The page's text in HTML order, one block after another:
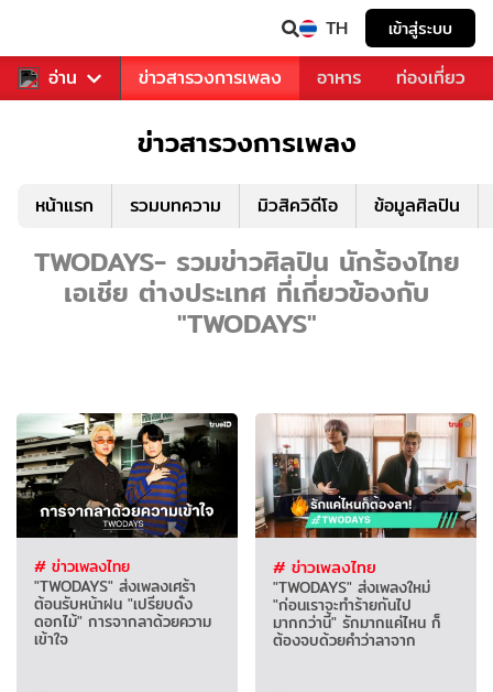
TH เข้าสู่ระบบ
อ่าน
ข่าวบันเทิง ข่าวสารวงการเพลง อาหาร ท่องเที่ยว
ข่าวสารวงการเพลง
หน้าแรก รวมบทความ มิวสิควิดีโอ ข้อมูลศิลปิน
TWODAYS- รวมข่าวศิลปิน นักร้องไทย
เอเชีย ต่างประเทศ ที่เกี่ยวข้องกับ
"TWODAYS"
# ข่าวเพลงไทย
"TWODAYS" ส่งเพลงเศร้า
ต้อนรับหน้าฝน "เปรียบดั่ง
ดอกไม้" การจากลาด้วยความ
เข้าใจ
# ข่าวเพลงไทย
"TWODAYS" ส่งเพลงใหม่
"ก่อนเราจะทำร้ายกันไป
มากกว่านี้" รักมากแค่ไหน ก็
ต้องจบด้วยคำว่าลาจาก